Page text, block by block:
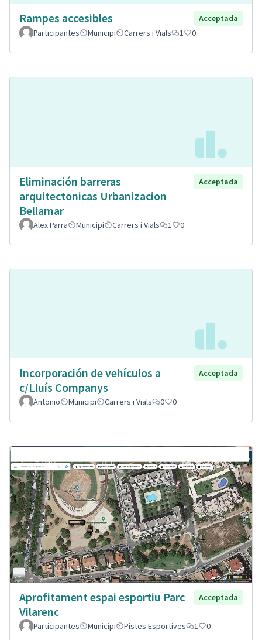
Rampes accesibles
Acceptada
Participantes
Municipi Carrers i Vials 1 0
Eliminación barreras
arquitectonicas Urbanizacion
Bellamar
Acceptada
Alex Parra Municipi Carrers i Vials 1 0
Incorporación de vehículos a
c/Lluís Companys
Acceptada
Antonio Municipi Carrers i Vials 0 0
Aprofitament espai esportiu Parc
Vilarenc
Acceptada
Participantes Municipi Pistes Esportives 1 0